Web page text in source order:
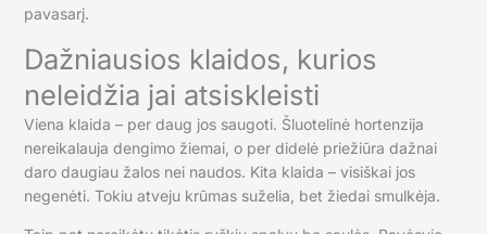
pavasarį.
Dažniausios klaidos, kurios
neleidžia jai atsiskleisti
Viena klaida – per daug jos saugoti. Šluotelinė hortenzija
nereikalauja dengimo žiemai, o per didelė priežiūra dažnai
daro daugiau žalos nei naudos. Kita klaida – visiškai jos
negenėti. Tokiu atveju krūmas suželia, bet žiedai smulkėja.